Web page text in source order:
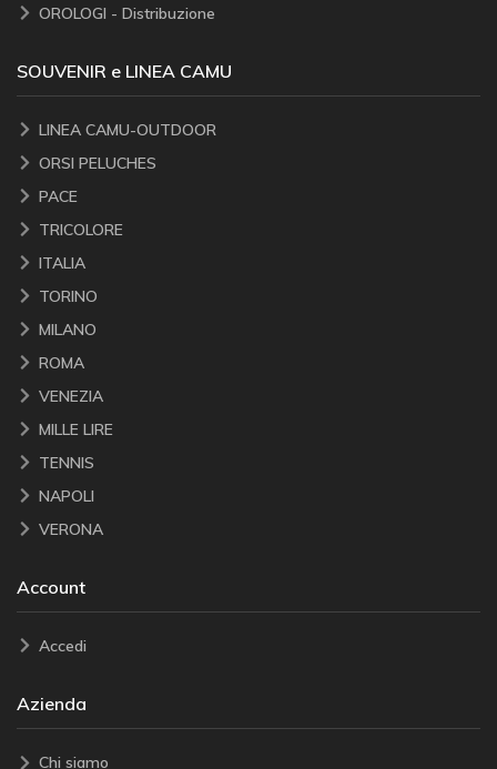
OROLOGI - Distribuzione
SOUVENIR e LINEA CAMU
LINEA CAMU-OUTDOOR
ORSI PELUCHES
PACE
TRICOLORE
ITALIA
TORINO
MILANO
ROMA
VENEZIA
MILLE LIRE
TENNIS
NAPOLI
VERONA
Account
Accedi
Azienda
Chi siamo